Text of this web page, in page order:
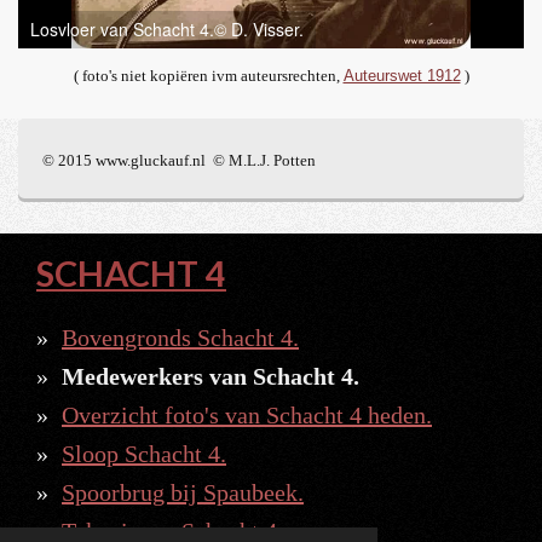
Losvloer van Schacht 4.© D. Visser.
( foto's niet kopiëren ivm auteursrechten, Auteurswet 1912)
© 2015 www.gluckauf.nl © M.L.J. Potten
SCHACHT 4
Bovengronds Schacht 4.
Medewerkers van Schacht 4.
Overzicht foto's van Schacht 4 heden.
Sloop Schacht 4.
Spoorbrug bij Spaubeek.
Tekeningen Schacht 4.